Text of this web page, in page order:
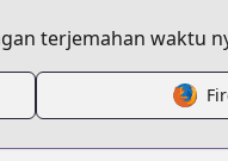
terjemahan waktu